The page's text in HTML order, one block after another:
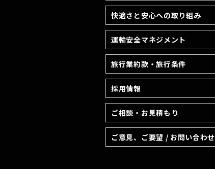
快適さと安心への取り組み
運輸安全マネジメント
旅行業約款・旅行条件
採用情報
ご相談・お見積もり
ご意見、ご要望 / お問い合わせ